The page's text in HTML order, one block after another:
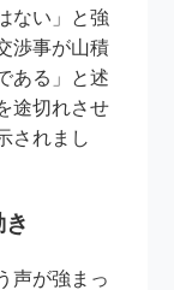
ない」と強
渉事が山積
ある」と述
途切れさせ
されまし
声が強まっ